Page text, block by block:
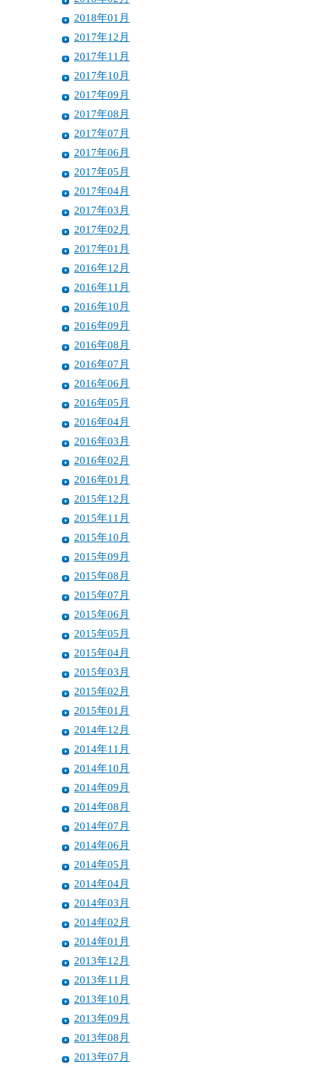
2018年01月
2017年12月
2017年11月
2017年10月
2017年09月
2017年08月
2017年07月
2017年06月
2017年05月
2017年04月
2017年03月
2017年02月
2017年01月
2016年12月
2016年11月
2016年10月
2016年09月
2016年08月
2016年07月
2016年06月
2016年05月
2016年04月
2016年03月
2016年02月
2016年01月
2015年12月
2015年11月
2015年10月
2015年09月
2015年08月
2015年07月
2015年06月
2015年05月
2015年04月
2015年03月
2015年02月
2015年01月
2014年12月
2014年11月
2014年10月
2014年09月
2014年08月
2014年07月
2014年06月
2014年05月
2014年04月
2014年03月
2014年02月
2014年01月
2013年12月
2013年11月
2013年10月
2013年09月
2013年08月
2013年07月